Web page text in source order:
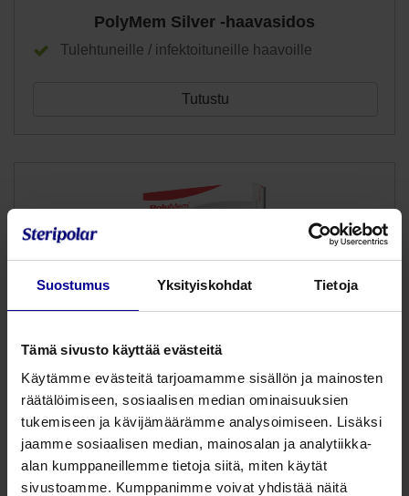
Suostumus Yksityiskohdat Tietoja
Tämä sivusto käyttää evästeitä
Käytämme evästeitä tarjoamamme sisällön ja mainosten
räätälöimiseen, sosiaalisen median ominaisuuksien
tukemiseen ja kävijämäärämme analysoimiseen. Lisäksi
jaamme sosiaalisen median, mainosalan ja analytiikka-
alan kumppaneillemme tietoja siitä, miten käytät
sivustoamme. Kumppanimme voivat yhdistää näitä
PolyMem Silver -haavasidos
Tulehtuneille / infektoituneille haavoille
Tutustu
Tulehtuneille / infektoituneille haavoille
Viisi kokoa
Tutustu